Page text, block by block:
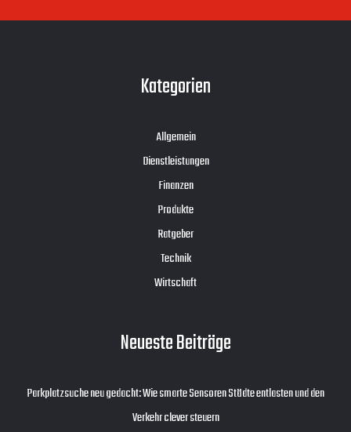
Kategorien
Allgemein
Dienstleistungen
Finanzen
Produkte
Ratgeber
Technik
Wirtschaft
Neueste Beiträge
Parkplatzsuche neu gedacht: Wie smarte Sensoren Städte entlasten und den
Verkehr clever steuern